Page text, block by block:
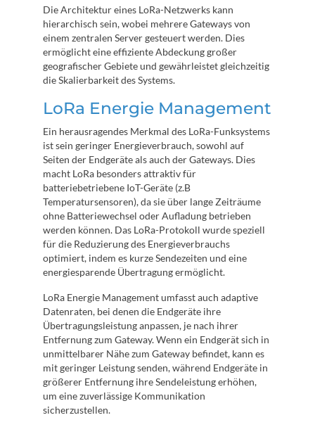
Die Architektur eines LoRa-Netzwerks kann
hierarchisch sein, wobei mehrere Gateways von
einem zentralen Server gesteuert werden. Dies
ermöglicht eine effiziente Abdeckung großer
geografischer Gebiete und gewährleistet gleichzeitig
die Skalierbarkeit des Systems.
LoRa Energie Management
Ein herausragendes Merkmal des LoRa-Funksystems
ist sein geringer Energieverbrauch, sowohl auf
Seiten der Endgeräte als auch der Gateways. Dies
macht LoRa besonders attraktiv für
batteriebetriebene IoT-Geräte (z.B
Temperatursensoren), da sie über lange Zeiträume
ohne Batteriewechsel oder Aufladung betrieben
werden können. Das LoRa-Protokoll wurde speziell
für die Reduzierung des Energieverbrauchs
optimiert, indem es kurze Sendezeiten und eine
energiesparende Übertragung ermöglicht.
LoRa Energie Management umfasst auch adaptive
Datenraten, bei denen die Endgeräte ihre
Übertragungsleistung anpassen, je nach ihrer
Entfernung zum Gateway. Wenn ein Endgerät sich in
unmittelbarer Nähe zum Gateway befindet, kann es
mit geringer Leistung senden, während Endgeräte in
größerer Entfernung ihre Sendeleistung erhöhen,
um eine zuverlässige Kommunikation
sicherzustellen.